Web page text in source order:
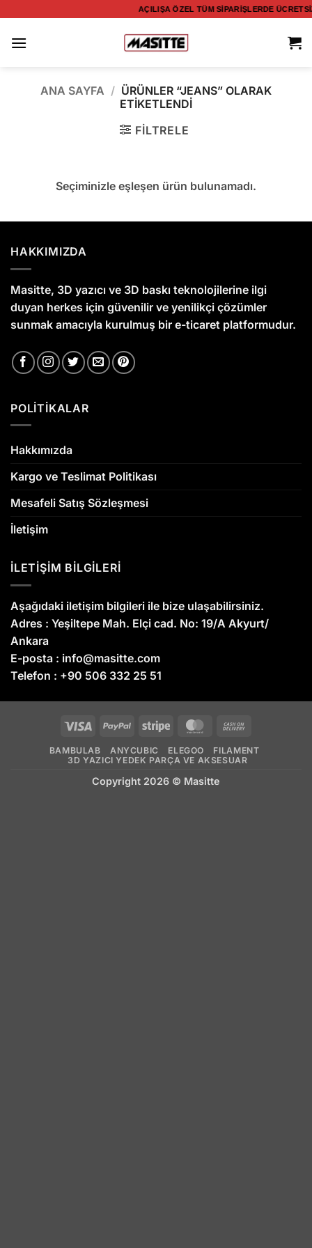
AÇILIŞA ÖZEL TÜM SIPARIŞLERDE
ANA SAYFA / ÜRÜNLER “JEANS” OLARAK
ETIKETLENDI
FILTRELE
Seçiminizle eşleşen ürün bulunamadı.
HAKKIMIZDA
Masitte, 3D yazıcı ve 3D baskı teknolojilerine ilgi
duyan herkes için güvenilir ve yenilikçi çözümler
sunmak amacıyla kurulmuş bir e-ticaret platformudur.
POLİTİKALAR
Hakkımızda
Kargo ve Teslimat Politikası
Mesafeli Satış Sözleşmesi
İletişim
İLETİŞİM BİLGİLERİ
Aşağıdaki iletişim bilgileri ile bize ulaşabilirsiniz.
Adres : Yeşiltepe Mah. Elçi cad. No: 19/A Akyurt/
Ankara
E-posta : info@masitte.com
Telefon : +90 506 332 25 51
Visa PayPal Stripe MasterCard
Delivery
BAMBULAB ANYCUBIC ELEGOO
FILAMENT
3D YAZICI YEDEK PARÇA VE AKSESUAR
Copyright 2026 © Masitte